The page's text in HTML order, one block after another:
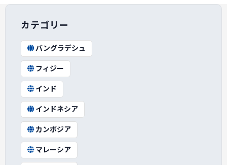
カテゴリー
バングラデシュ
フィジー
インド
インドネシア
カンボジア
マレーシア